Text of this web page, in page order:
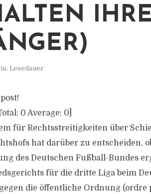
Lesedauer
0 Average: 0
für Rechtsstreitigkeiten über
hat darüber zu entscheiden,
des Deutschen Fußball-Bundes
für die dritte Liga beim
die öffentliche Ordnung (ordre